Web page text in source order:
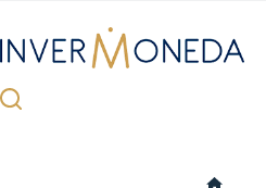
contenido